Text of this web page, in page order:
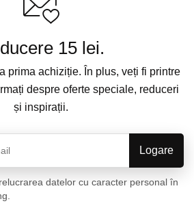
15 lei.
prima achiziție. În plus, veți fi printre
despre oferte speciale, reduceri
și inspirații.
datelor cu caracter personal în